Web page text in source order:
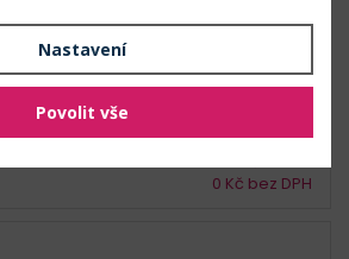
DPH / m)
(10 m)
0 Kč bez DPH
Nastavení
Povolit vše